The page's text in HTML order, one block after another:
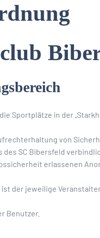
Sportplätze in der
von
SC Bibersfeld
erlassenen
der jeweilige
Benutzer.